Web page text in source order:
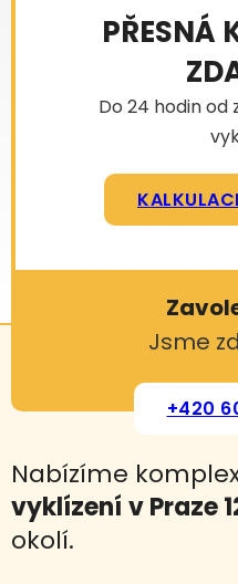
PŘESNÁ
Do 24 hodin
Jsme
+420
Nabízíme
vyklízení v Praze
okolí.